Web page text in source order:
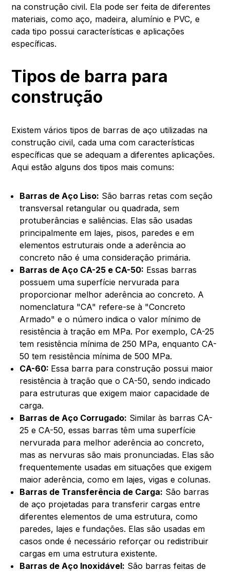
na construção civil. Ela pode ser feita de diferentes
materiais, como aço, madeira, alumínio e PVC, e
cada tipo possui características e aplicações
específicas.
Tipos de barra para
construção
Existem vários tipos de barras de aço utilizadas na
construção civil, cada uma com características
específicas que se adequam a diferentes aplicações.
Aqui estão alguns dos tipos mais comuns:
Barras de Aço Liso: São barras retas com seção
transversal retangular ou quadrada, sem
protuberâncias e saliências. Elas são usadas
principalmente em lajes, pisos, paredes e em
elementos estruturais onde a aderência ao
concreto não é uma consideração primária.
Barras de Aço CA-25 e CA-50: Essas barras
possuem uma superfície nervurada para
proporcionar melhor aderência ao concreto. A
nomenclatura "CA" refere-se à "Concreto
Armado" e o número indica o valor mínimo de
resistência à tração em MPa. Por exemplo, CA-25
tem resistência mínima de 250 MPa, enquanto CA-
50 tem resistência mínima de 500 MPa.
CA-60: Essa barra para construção possui maior
resistência à tração que o CA-50, sendo indicado
para estruturas que exigem maior capacidade de
carga.
Barras de Aço Corrugado: Similar às barras CA-
25 e CA-50, essas barras têm uma superfície
nervurada para melhor aderência ao concreto,
mas as nervuras são mais pronunciadas. Elas são
frequentemente usadas em situações que exigem
maior aderência, como em lajes, vigas e colunas.
Barras de Transferência de Carga: São barras
de aço projetadas para transferir cargas entre
diferentes elementos de uma estrutura, como
paredes, lajes e fundações. Elas são usadas em
casos onde é necessário reforçar ou redistribuir
cargas em uma estrutura existente.
Barras de Aço Inoxidável: São barras feitas de